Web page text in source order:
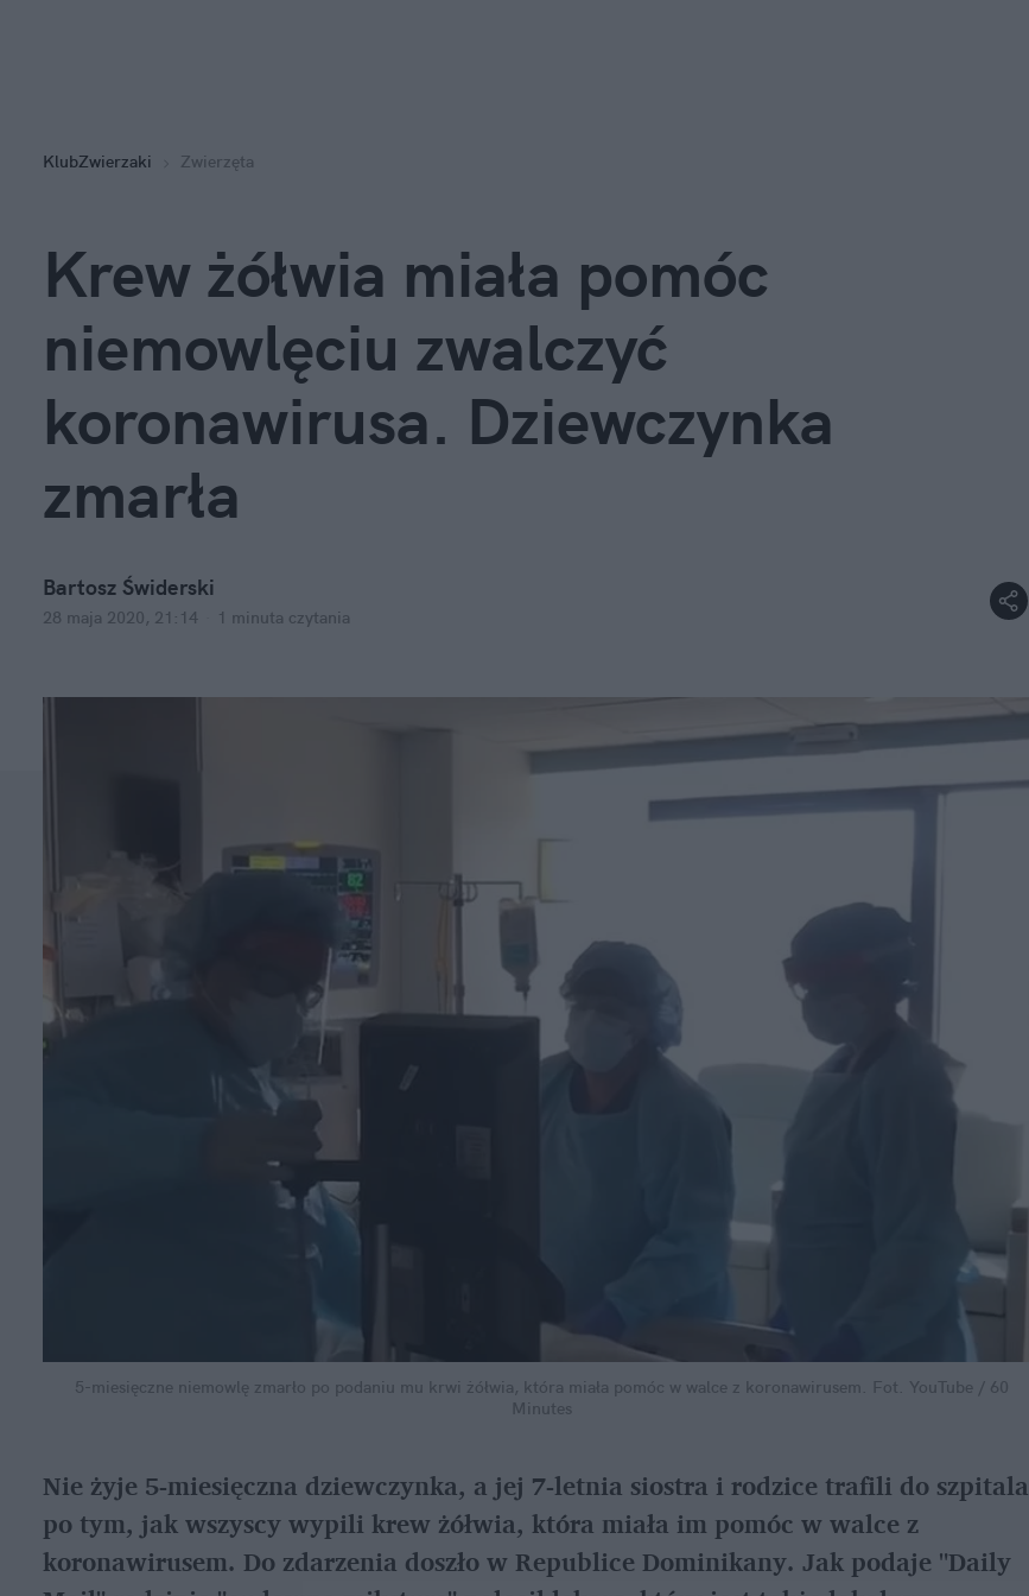
KlubZwierzaki Zwierzęta
Krew żółwia miała pomóc
niemowlęciu zwalczyć
koronawirusa. Dziewczynka
zmarła
Bartosz Świderski
28 maja 2020, 21:14 1 minuta czytania
5-miesięczne niemowlę zmarło po podaniu mu krwi żółwia, która miała pomóc w walce z koronawirusem. Fot. YouTube / 60
Minutes
Nie żyje 5-miesięczna dziewczynka, a jej 7-letnia siostra i rodzice trafili do szpitala
po tym, jak wszyscy wypili krew żółwia, która miała im pomóc w walce z
koronawirusem. Do zdarzenia doszło w Republice Dominikany. Jak podaje "Daily